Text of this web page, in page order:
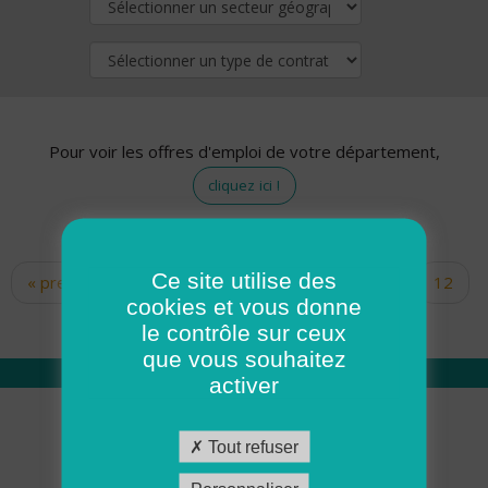
Pour voir les offres d'emploi de votre département,
cliquez ici !
Pages
« premier ‹ précédent … 10
12
14 15 16 17
Qui sommes nous
Académie ADMR
Ce site utilise des
cookies et vous donne
le contrôle sur ceux
que vous souhaitez
activer
Tout refuser